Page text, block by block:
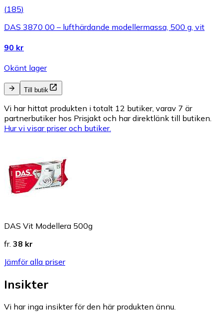
(185)
DAS 3870 00 – lufthärdande modellermassa, 500 g, vit
90 kr
Okänt lager
Till butik
Vi har hittat produkten i totalt 12 butiker, varav 7 är
partnerbutiker hos Prisjakt och har direktlänk till butiken.
Hur vi visar priser och butiker.
DAS Vit Modellera 500g
fr. 38 kr
Jämför alla priser
Insikter
Vi har inga insikter för den här produkten ännu.